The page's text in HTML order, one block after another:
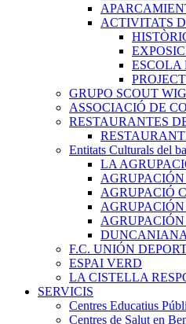
ACTIVITATS
ESCOLA
GRUPO SCOUT
ASSOCIACIÓ DE
RESTAURANTES
Entitats Culturals del
LA
AGRUPACIÓ
F.C. UNIÓN
ESPAI VERD
LA CISTELLA
SERVICIS
Centres Educatius
Centres de Salut en